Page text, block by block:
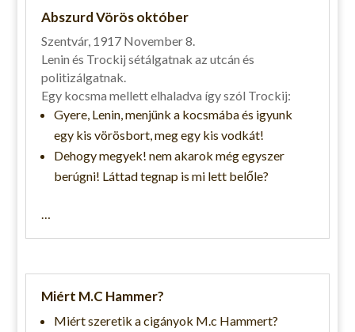
Abszurd Vörös október
Szentvár, 1917 November 8.
Lenin és Trockij sétálgatnak az utcán és
politizálgatnak.
Egy kocsma mellett elhaladva így szól Trockij:
Gyere, Lenin, menjünk a kocsmába és igyunk
egy kis vörösbort, meg egy kis vodkát!
Dehogy megyek! nem akarok még egyszer
berúgni! Láttad tegnap is mi lett belőle?
…
Miért M.C Hammer?
Miért szeretik a cigányok M.c Hammert?